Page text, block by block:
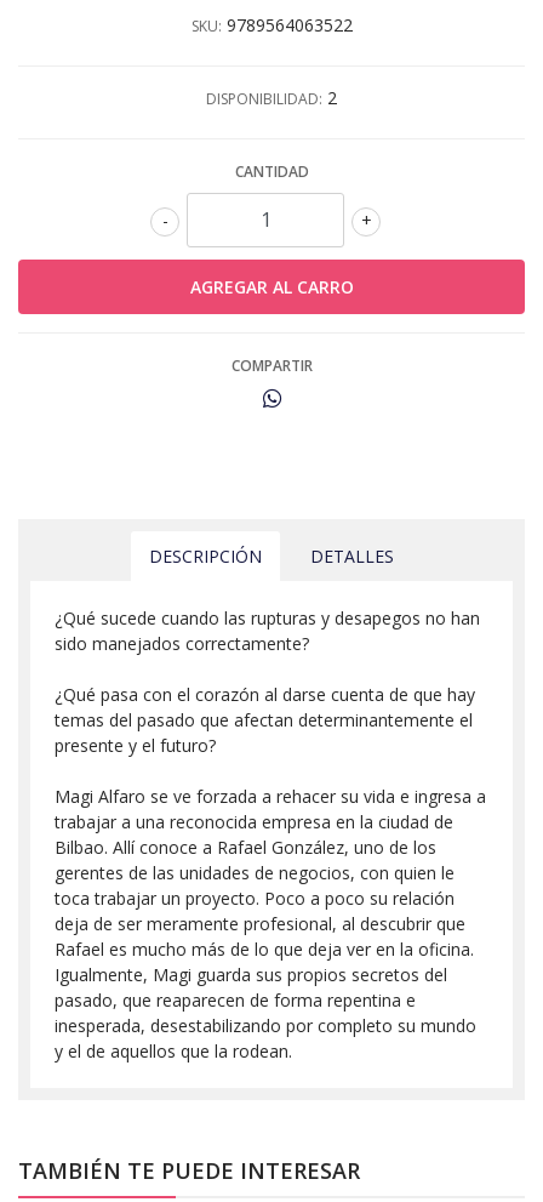
SKU: 9789564063522
DISPONIBILIDAD: 2
CANTIDAD
+
-
COMPARTIR
DESCRIPCIÓN DETALLES
¿Qué sucede cuando las rupturas y desapegos no han
sido manejados correctamente?
¿Qué pasa con el corazón al darse cuenta de que hay
temas del pasado que afectan determinantemente el
presente y el futuro?
Magi Alfaro se ve forzada a rehacer su vida e ingresa a
trabajar a una reconocida empresa en la ciudad de
Bilbao. Allí conoce a Rafael González, uno de los
gerentes de las unidades de negocios, con quien le
toca trabajar un proyecto. Poco a poco su relación
deja de ser meramente profesional, al descubrir que
Rafael es mucho más de lo que deja ver en la oficina.
Igualmente, Magi guarda sus propios secretos del
pasado, que reaparecen de forma repentina e
inesperada, desestabilizando por completo su mundo
y el de aquellos que la rodean.
TAMBIÉN TE PUEDE INTERESAR